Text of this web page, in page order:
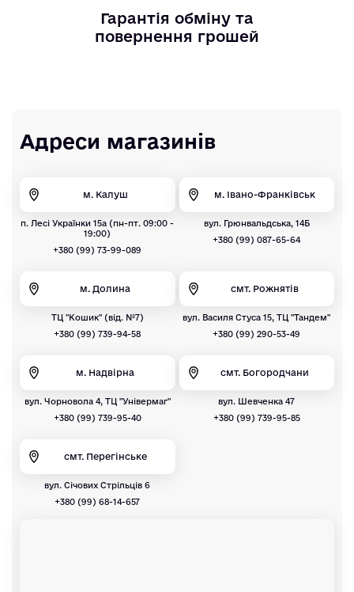
Гарантія обміну та
повернення грошей
Адреси магазинів
м. Калуш
п. Лесі Українки 15а (пн-пт. 09:00 -
19:00)
+380 (99) 73-99-089
м. Івано-Франківськ
вул. Грюнвальдська, 14Б
+380 (99) 087-65-64
м. Долина
ТЦ "Кошик" (від. №7)
+380 (99) 739-94-58
смт. Рожнятів
вул. Василя Стуса 15, ТЦ "Тандем"
+380 (99) 290-53-49
м. Надвірна
вул. Чорновола 4, ТЦ "Універмаг"
+380 (99) 739-95-40
смт. Богородчани
вул. Шевченка 47
+380 (99) 739-95-85
смт. Перегінське
вул. Січових Стрільців 6
+380 (99) 68-14-657